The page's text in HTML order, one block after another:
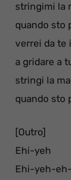
stringimi la
quando sto
verrei da te
a gridare a
stringi la
quando sto
[Outro]
Ehi-yeh
Ehi-yeh-